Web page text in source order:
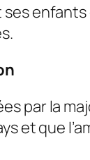
par la
et que